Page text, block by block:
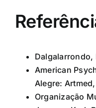
Dalgalarrondo,
American
Alegre:
Organização